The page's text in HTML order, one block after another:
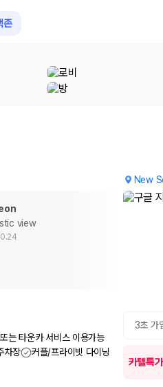
교합니다.
존
New
view
3초 가
카텔특가
는 타운카 서비스 이용가능
차장 커플/프라이빗 다이닝